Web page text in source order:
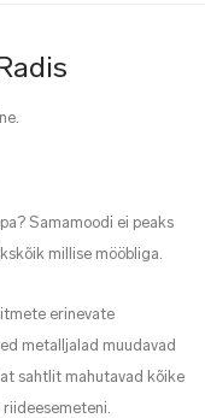
Samamoodi ei peaks
millise mööbliga.
erinevate
metalljalad muudavad
sahtlit mahutavad kõike